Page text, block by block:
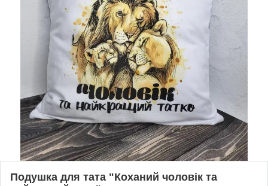
Подушка для тата "Коханий чоловік та